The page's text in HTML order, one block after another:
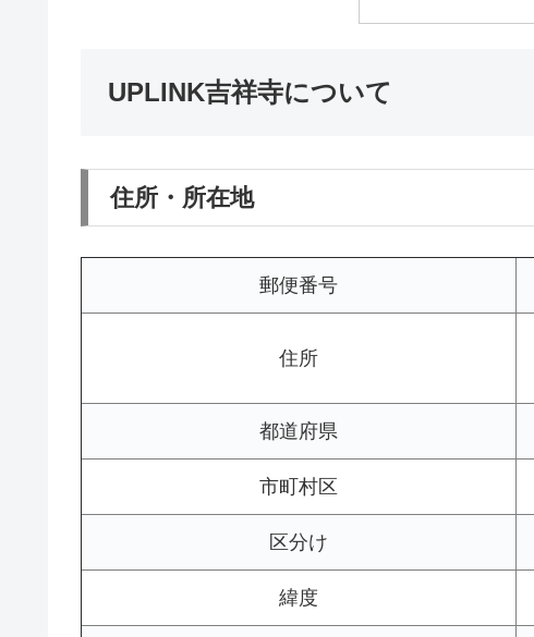
UPLINK吉祥寺について
住所・所在地
郵便番号
住所
都道府県
市町村区
区分け
緯度